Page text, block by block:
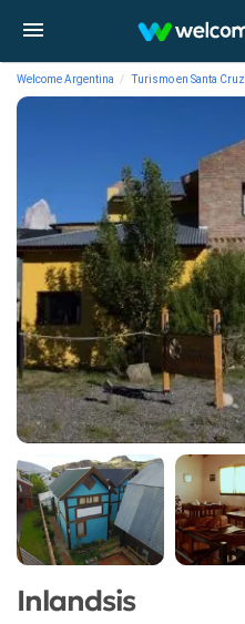
Welcome Argentina Turismo en Santa Cruz
Inlandsis